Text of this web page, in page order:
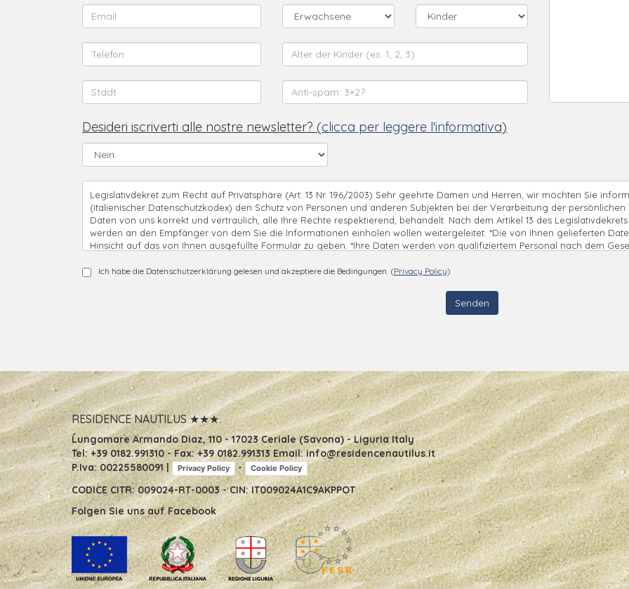
Desideri iscriverti alle nostre newsletter? (clicca per leggere l'informativa)
Legislativdekret zum Recht auf Privatsphäre (Art. 13 Nr. 196/2003) Sehr geehrte Damen und Herren, wir möchten Sie
(italienischer Datenschutzkodex) den Schutz von Personen und anderen Subjekten bei der Verarbeitung der
Daten von uns korrekt und vertraulich, alle Ihre Rechte respektierend, behandelt. Nach dem Artikel 13 des
werden an den Empfänger von dem Sie die Informationen einholen wollen weitergeleitet. *Die von Ihnen gelieferten
Hinsicht auf das von Ihnen ausgefüllte Formular zu geben. *Ihre Daten werden von qualifiziertem Personal nach dem
führt zu einem Abbruch der Weiterführung des Vorganges. *Der Verantwortliche der Verarbeitung ist Motel Nautilus di
Ich habe die Datenschutzerklärung gelesen und akzeptiere die Bedingungen. (Privacy Policy)
RESIDENCE NAUTILUS ★★★
Lungomare Armando Diaz, 110-17023 Ceriale (Savona) - Liguria Italy
Tel: +39 0182.991310- Fax:+39 0182.991313 Email:info@residencenautilus.it
P.Iva: 00225580091 | Privacy Policy - Cookie Policy
CODICE CITR: 009024-RT-0003 - CIN: IT009024A1C9AKPPOT
Folgen Sie uns aufFacebook